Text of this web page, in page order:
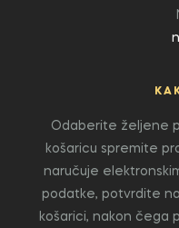
Odaberite željene
košaricu spremite
naručuje
podatke, potvrdite
košarici, nakon čega